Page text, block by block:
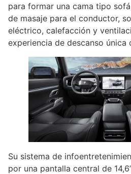
para formar una cama tipo
de masaje para el conductor,
eléctrico, calefacción y
experiencia de descanso única
Su sistema de
por una pantalla central de